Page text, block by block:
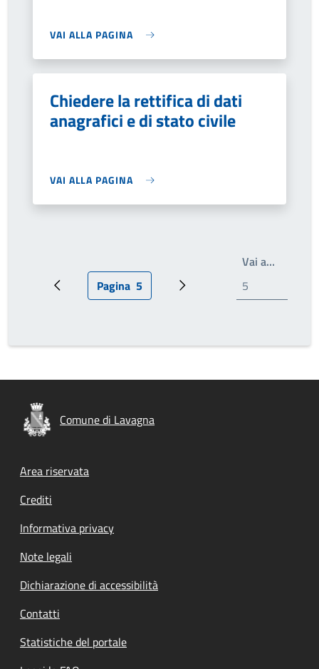
VAI ALLA PAGINA
Chiedere la rettifica di dati
anagrafici e di stato civile
VAI ALLA PAGINA
Pagina precedentePagina attuale
Pagina 5 Prossima pagina
Vai a…
Comune di Lavagna
Footer menu
Area riservata
Crediti
Informativa privacy
Note legali
Dichiarazione di accessibilità
Contatti
Statistiche del portale